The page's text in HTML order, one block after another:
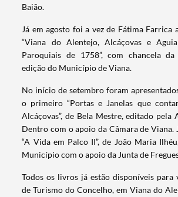
Baião.
Já em agosto foi a vez de Fátima Farrica
“Viana do Alentejo, Alcáçovas e
Paroquiais de 1758”, com chancela
edição do Município de Viana.
No início de setembro foram
o primeiro “Portas e Janelas que
Alcáçovas”, de Bela Mestre, editado pela
Dentro com o apoio da Câmara de Viana.
“A Vida em Palco II”, de João Maria
Município com o apoio da Junta de
Todos os livros já estão disponíveis para
de Turismo do Concelho, em Viana do